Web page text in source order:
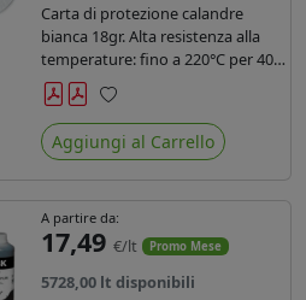
Carta di protezione calandre
bianca 18gr. Alta resistenza alla
temperature: fino a 220°C per 40
secondi. Lunghezza 1075 mtl,
peso kg 35, diam. 20cm.
Preferiti
Aggiungi al Carrello
A partire da:
17,49 €/lt Promo Mese
5728,00 lt disponibili